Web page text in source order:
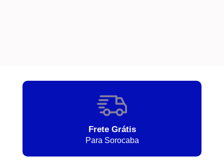
Frete Grátis
Para Sorocaba